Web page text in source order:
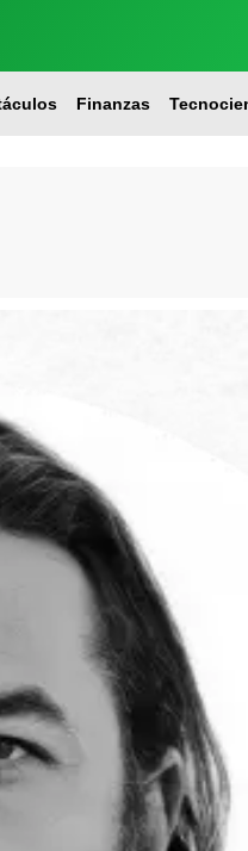
Finanzas